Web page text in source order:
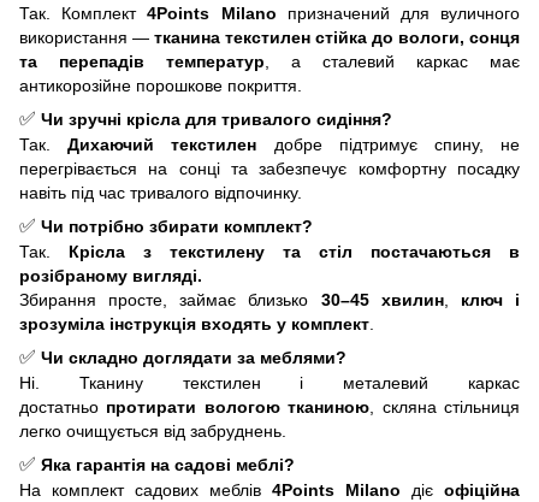
Так. Комплект4Points Milano призначений для вуличного
використання — тканина текстилен стійка до вологи, сонця
та перепадів температур, а сталевий каркас має
антикорозійне порошкове покриття.
✅ Чи зручні крісла для тривалого сидіння?
Так.Дихаючий текстилен добре підтримує спину, не
перегрівається на сонці та забезпечує комфортну посадку
навіть під час тривалого відпочинку.
✅ Чи потрібно збирати комплект?
Так. Крісла з текстилену та стіл постачаються в
розібраному вигляді.
Збирання просте, займає близько 30–45 хвилин, ключ і
зрозуміла інструкція входять у комплект.
✅ Чи складно доглядати за меблями?
Ні. Тканину текстилен і металевий каркас
достатньо протирати вологою тканиною, скляна стільниця
легко очищується від забруднень.
✅ Яка гарантія на садові меблі?
На комплект садових меблів 4Points Milano діє офіційна